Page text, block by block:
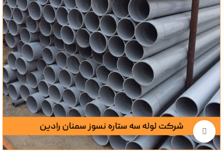
برای بزرگنمایی کلیک کنید